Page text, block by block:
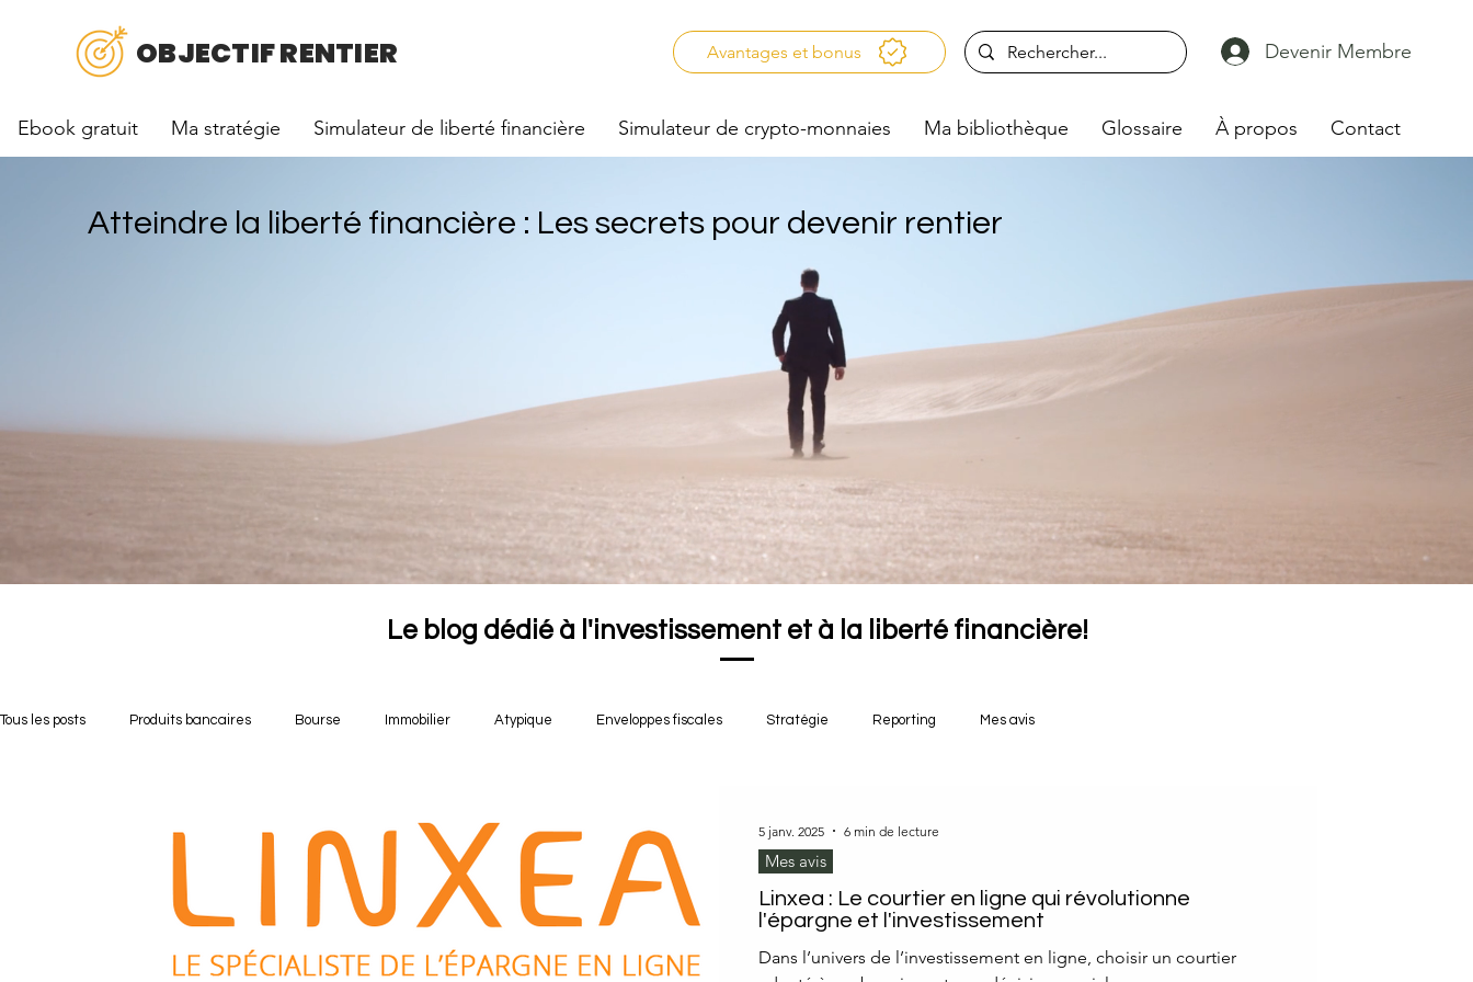
OBJECTIF RENTIER Avantages et bonus Devenir Membre
Ebook gratuit Ma stratégie Simulateur de liberté financière Simulateur de crypto-monnaies Ma bibliothèque Glossaire À propos Contact
Atteindre la liberté financière : Les secrets pour devenir rentier
Le blog dédié à l'investissement et à la liberté financière!
Tous les posts Produits bancaires Bourse Immobilier Atypique Enveloppes fiscales Stratégie Reporting Mes avis
Linxea : Le courtier en ligne qui révolutionne
l'épargne et l'investissement
Dans l’univers de l’investissement en ligne, choisir un courtier
Mes avis
5 janv. 2025 6 min de lecture